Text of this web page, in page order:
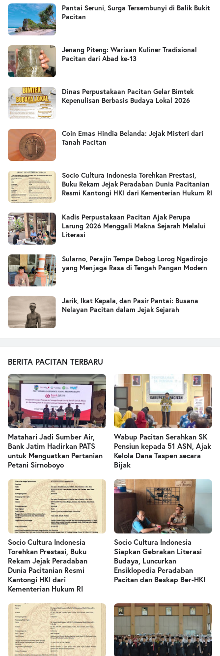
Pantai Seruni, Surga Tersembunyi di Balik Bukit
Pacitan
Jenang Piteng: Warisan Kuliner Tradisional
Pacitan dari Abad ke-13
Dinas Perpustakaan Pacitan Gelar Bimtek
Kepenulisan Berbasis Budaya Lokal 2026
Coin Emas Hindia Belanda: Jejak Misteri dari
Tanah Pacitan
Socio Cultura Indonesia Torehkan Prestasi,
Buku Rekam Jejak Peradaban Dunia Pacitanian
Resmi Kantongi HKI dari Kementerian Hukum RI
Kadis Perpustakaan Pacitan Ajak Perupa
Larung 2026 Menggali Makna Sejarah Melalui
Literasi
Sularno, Perajin Tempe Debog Lorog Ngadirojo
yang Menjaga Rasa di Tengah Pangan Modern
Jarik, Ikat Kepala, dan Pasir Pantai: Busana
Nelayan Pacitan dalam Jejak Sejarah
BERITA PACITAN TERBARU
Matahari Jadi Sumber Air,
Bank Jatim Hadirkan PATS
untuk Menguatkan Pertanian
Petani Sirnoboyo
Wabup Pacitan Serahkan SK
Pensiun kepada 51 ASN, Ajak
Kelola Dana Taspen secara
Bijak
Socio Cultura Indonesia
Torehkan Prestasi, Buku
Rekam Jejak Peradaban
Dunia Pacitanian Resmi
Kantongi HKI dari
Kementerian Hukum RI
Socio Cultura Indonesia
Siapkan Gebrakan Literasi
Budaya, Luncurkan
Ensiklopedia Peradaban
Pacitan dan Beskap Ber-HKI